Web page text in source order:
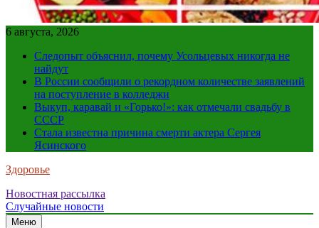
6 августа, 2026
Следопыт объяснил, почему Усольцевых никогда не
найдут
В России сообщили о рекордном количестве заявлений
на поступление в колледжи
Выкуп, каравай и «Горько!»: как отмечали свадьбу в
СССР
Стала известна причина смерти актера Сергея
Ясинского
Здоровье
Новостная рассылка
Случайные новости
Меню